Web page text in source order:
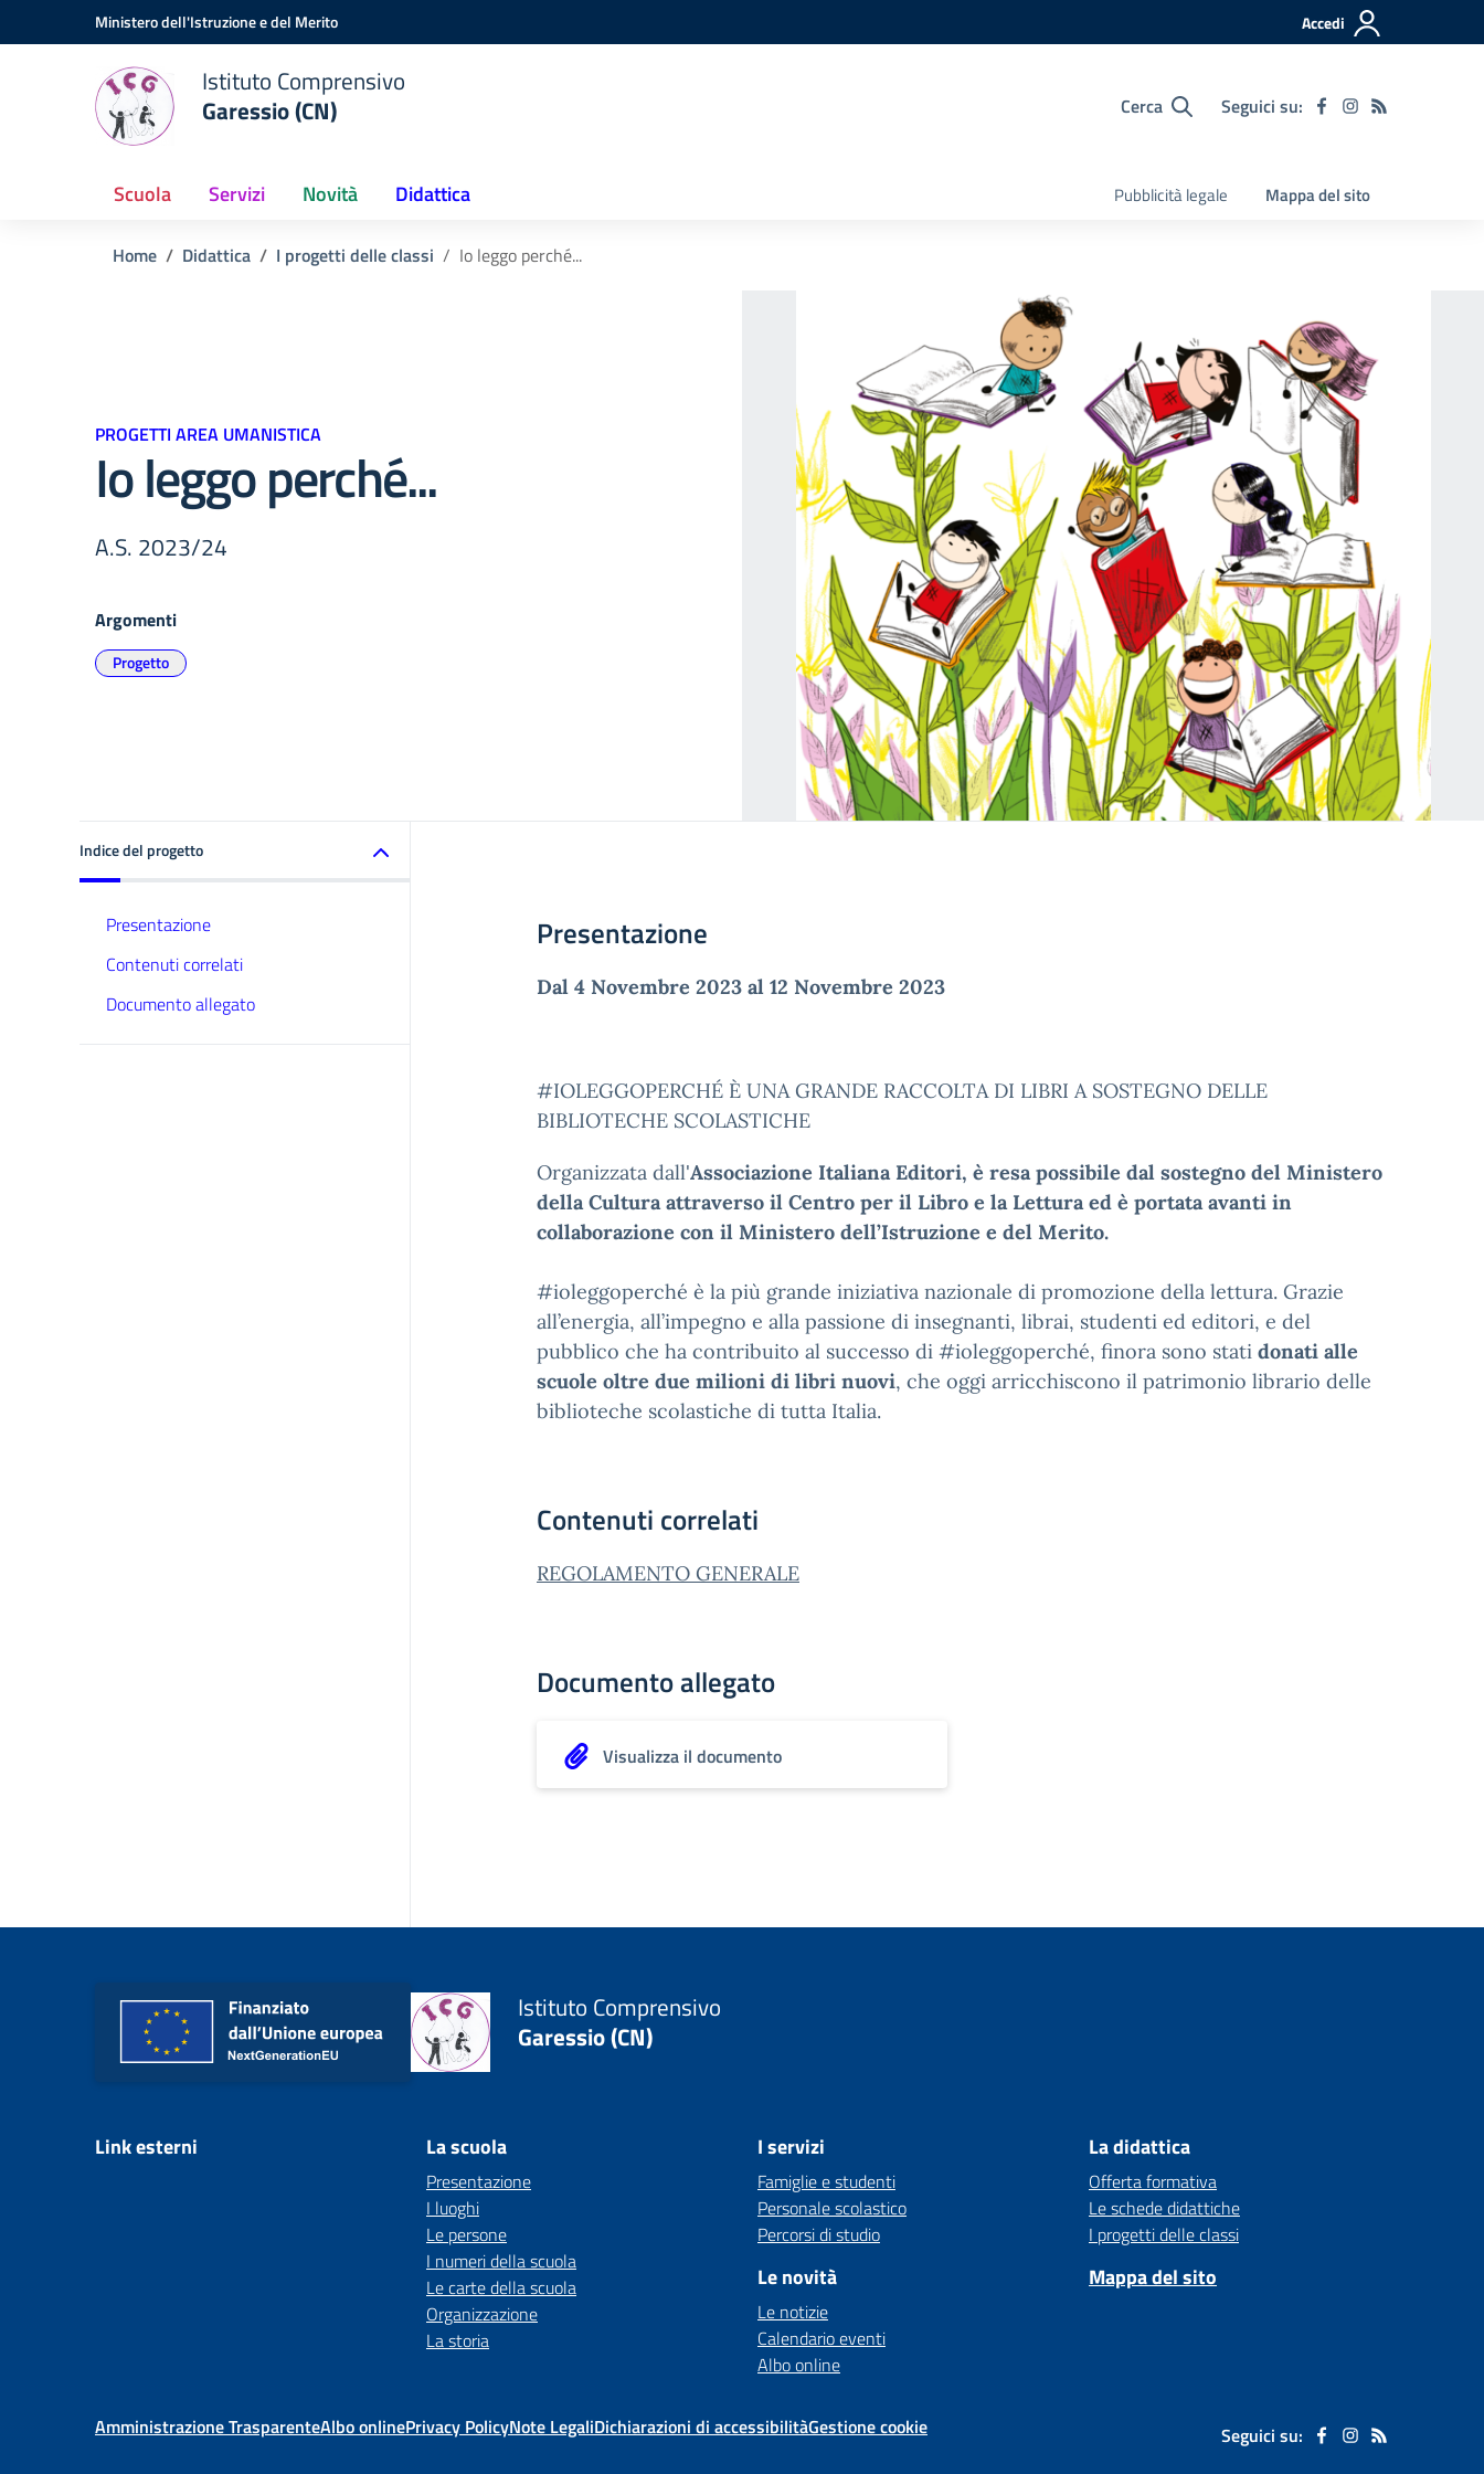
Vai ai contenuti
Vai al menu di navigazioneMinistero dell'Istruzione e del Merito Accedi
Istituto Comprensivo
Garessio (CN)
Cerca Seguici su:
Scuola Servizi Novità Didattica Pubblicità legale Mappa del sito
Home Didattica I progetti delle classi Io leggo perché...
PROGETTI AREA UMANISTICA
Io leggo perché...
A.S. 2023/24
Argomenti
Progetto
Indice del progetto
Presentazione
Contenuti correlati
Documento allegato
Presentazione
Dal 4 Novembre 2023 al 12 Novembre 2023
#IOLEGGOPERCHÉ È UNA GRANDE RACCOLTA DI LIBRI A SOSTEGNO DELLE
BIBLIOTECHE SCOLASTICHE
Organizzata dall'Associazione Italiana Editori, è resa possibile dal sostegno del Ministero
della Cultura attraverso il Centro per il Libro e la Lettura ed è portata avanti in
collaborazione con il Ministero dell’Istruzione e del Merito.
#ioleggoperché è la più grande iniziativa nazionale di promozione della lettura. Grazie
all’energia, all’impegno e alla passione di insegnanti, librai, studenti ed editori, e del
pubblico che ha contribuito al successo di #ioleggoperché, finora sono stati donati alle
scuole oltre due milioni di libri nuovi, che oggi arricchiscono il patrimonio librario delle
biblioteche scolastiche di tutta Italia.
Contenuti correlati
REGOLAMENTO GENERALE
Documento allegato
Visualizza il documento
Istituto Comprensivo
Garessio (CN)
Link esterni La scuola
Presentazione
I luoghi
Le persone
I numeri della scuola
Le carte della scuola
Organizzazione
La storia
I servizi
Famiglie e studenti
Personale scolastico
Percorsi di studio
Le novità
Le notizie
Calendario eventi
Albo online
La didattica
Offerta formativa
Le schede didattiche
I progetti delle classi
Mappa del sito
Amministrazione TrasparenteAlbo onlinePrivacy PolicyNote LegaliDichiarazioni di accessibilitàGestione cookie Seguici su: